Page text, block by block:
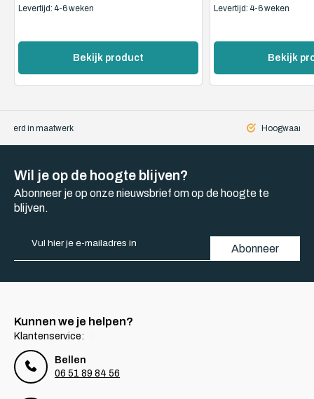
Bekijk product
Levertijd: 4-6 weken
Bekijk
Levertijd: 4-6 weken
in maatwerk
Wil je op de hoogte blijven?
Abonneer je op onze nieuwsbrief om op de hoogte te
blijven.
Abonneer
Kunnen we je helpen?
Klantenservice:
Bellen
06 51 89 84 56